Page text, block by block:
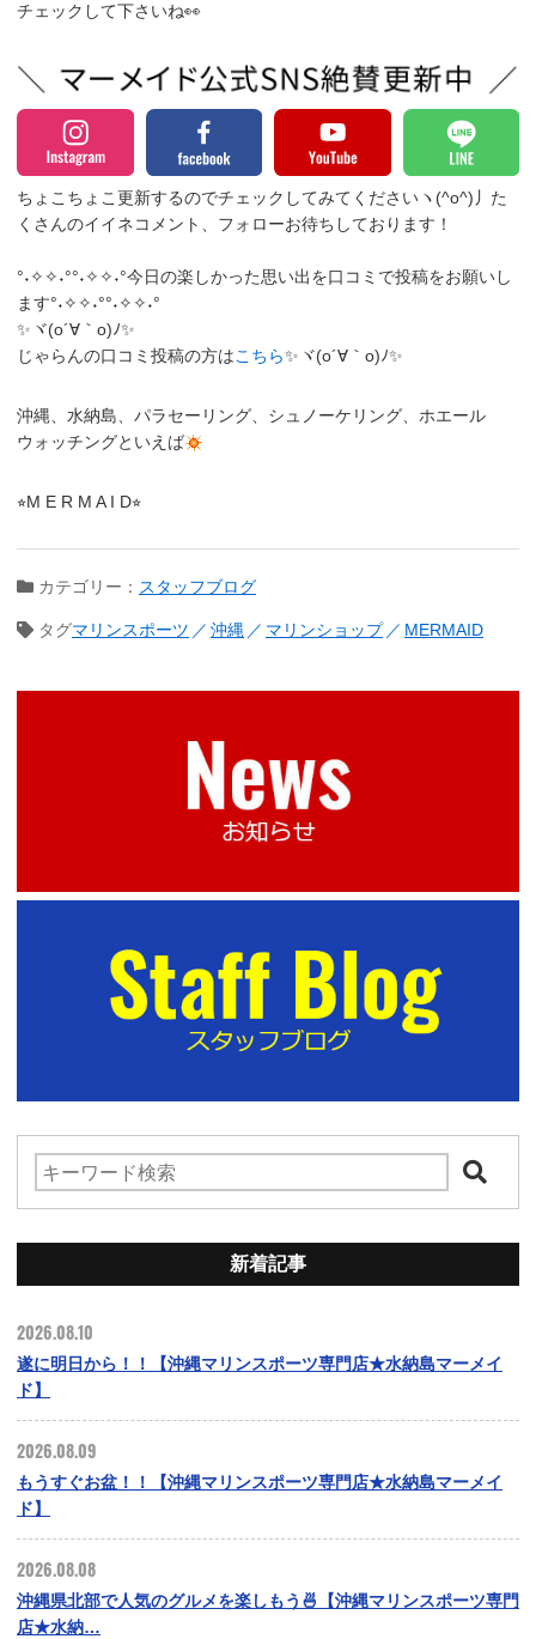
チェックして下さいね👀
ちょこちょこ更新するのでチェックしてみてくださいヽ(^o^)丿 た
くさんのイイネコメント、フォローお待ちしております！
°˖✧✧˖°°˖✧✧˖°今日の楽しかった思い出を口コミで投稿をお願いし
ます°˖✧✧˖°°˖✧✧˖°
✨ヾ(o´∀｀o)ﾉ✨
じゃらんの口コミ投稿の方はこちら✨ヾ(o´∀｀o)ﾉ✨
沖縄、水納島、パラセーリング、シュノーケリング、ホエール
ウォッチングといえば
⭐︎M E R M A I D⭐︎
カテゴリー： スタッフブログ
タグマリンスポーツ 沖縄 マリンショップ MERMAID
新着記事
2026.08.10
遂に明日から！！【沖縄マリンスポーツ専門店★水納島マーメイ
ド】
2026.08.09
もうすぐお盆！！【沖縄マリンスポーツ専門店★水納島マーメイ
ド】
2026.08.08
沖縄県北部で人気のグルメを楽しもう🍜【沖縄マリンスポーツ専門
店★水納…